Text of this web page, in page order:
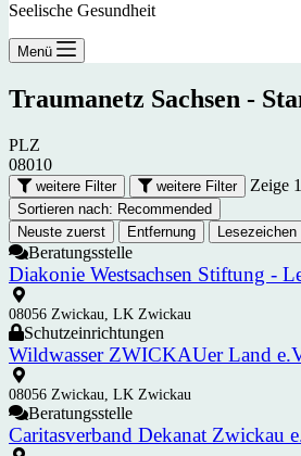
Seelische Gesundheit
Menü
Traumanetz Sachsen -
PLZ
08010
weitere Filter weitere Filter Zeige
Sortieren nach: Recommended
Neuste zuerst
Entfernung Lesezeichen
Beratungsstelle
Diakonie Westsachsen Stiftung -
08056 Zwickau, LK Zwickau
Schutzeinrichtungen
Wildwasser ZWICKAUer Land
08056 Zwickau, LK Zwickau
Beratungsstelle
Caritasverband Dekanat Zwickau